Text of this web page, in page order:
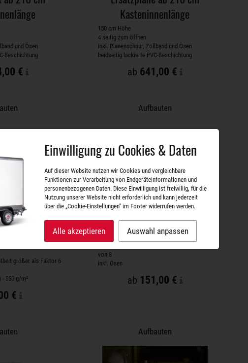
und Ösen
Beschichtung
€
Kasteninnenlänge
150 cm Höhe
4 seitig zum öffnen
inkl. Planenschnur, Zollband und Ösen
beidseitig lackierte PVC-Beschichtung
ab 641,00 €
/ Ersatzplane
Green Keeper
größer als Faktor 6
- 550 g/m²
€
Aufbauten
50 cm Hochplane / Ersatzplane
50 cm hoch
von 8
inkl. Ösen
ab 151,00 €
Aufbauten
Einwilligung zu Cookies & Daten
Auf dieser Website nutzen wir Cookies und vergleichbare
Funktionen zur Verarbeitung von Endgeräteinformationen und
personenbezogenen Daten. Diese Einwilligung ist freiwillig, für die
Nutzung unserer Website nicht erforderlich und kann jederzeit
über die „Cookie-Einstellungen“ im Footer widerrufen werden.
Alle akzeptieren Auswahl anpassen